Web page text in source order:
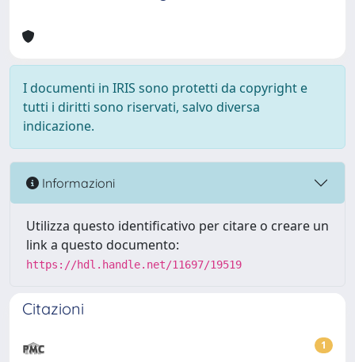
I documenti in IRIS sono protetti da copyright e
tutti i diritti sono riservati, salvo diversa
indicazione.
Informazioni
Utilizza questo identificativo per citare o creare un
link a questo documento:
https://hdl.handle.net/11697/19519
Citazioni
1